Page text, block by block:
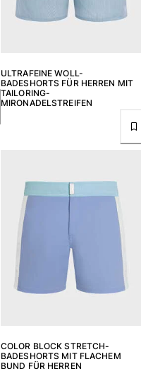
ULTRAFEINE WOLL-
BADESHORTS FÜR HERREN MIT
TAILORING-
MIRONADELSTREIFEN
COLOR BLOCK STRETCH-
BADESHORTS MIT FLACHEM
BUND FÜR HERREN